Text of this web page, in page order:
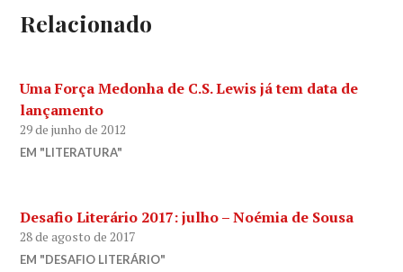
Relacionado
Uma Força Medonha de C.S. Lewis já tem data de
lançamento
29 de junho de 2012
EM "LITERATURA"
Desafio Literário 2017: julho – Noémia de Sousa
28 de agosto de 2017
EM "DESAFIO LITERÁRIO"